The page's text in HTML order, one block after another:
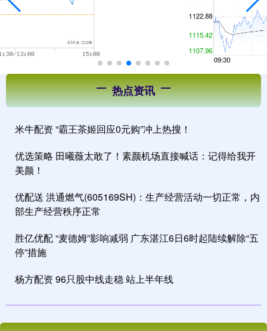
热点资讯
米牛配资 “霸王茶姬回应0元购”冲上热搜！
优选策略 田曦薇太敢了！素颜机场直接喊话：记得给我开
美颜！
优配送 洪通燃气(605169SH)：生产经营活动一切正常，内
部生产经营秩序正常
胜亿优配 “麦德姆”影响减弱 广东湛江6日6时起陆续解除“五
停”措施
杨方配资 96只股中线走稳 站上半年线